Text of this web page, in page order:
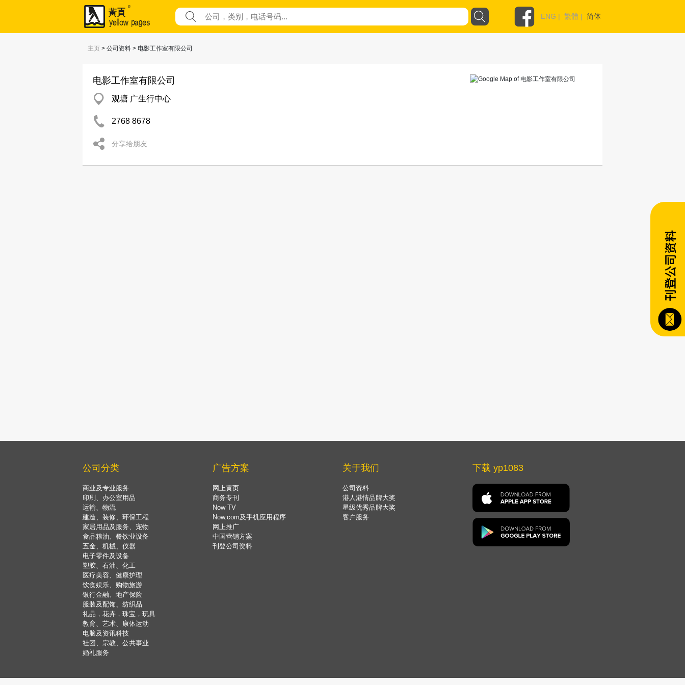
ENG | 繁體 | 简体
主页 > 公司资料 > 电影工作室有限公司
电影工作室有限公司
观塘 广生行中心
2768 8678
分享给朋友
公司分类
商业及专业服务
印刷、办公室用品
运输、物流
建造、装修、环保工程
家居用品及服务、宠物
食品粮油、餐饮业设备
五金、机械、仪器
电子零件及设备
塑胶、石油、化工
医疗美容、健康护理
饮食娱乐、购物旅游
银行金融、地产保险
服装及配饰、纺织品
礼品，花卉，珠宝，玩具
教育、艺术、康体运动
电脑及资讯科技
社团、宗教、公共事业
婚礼服务
广告方案
网上黄页
商务专刊
Now TV
Now.com及手机应用程序
网上推广
中国营销方案
刊登公司资料
关于我们
公司资料
港人港情品牌大奖
星级优秀品牌大奖
客户服务
下载 yp1083